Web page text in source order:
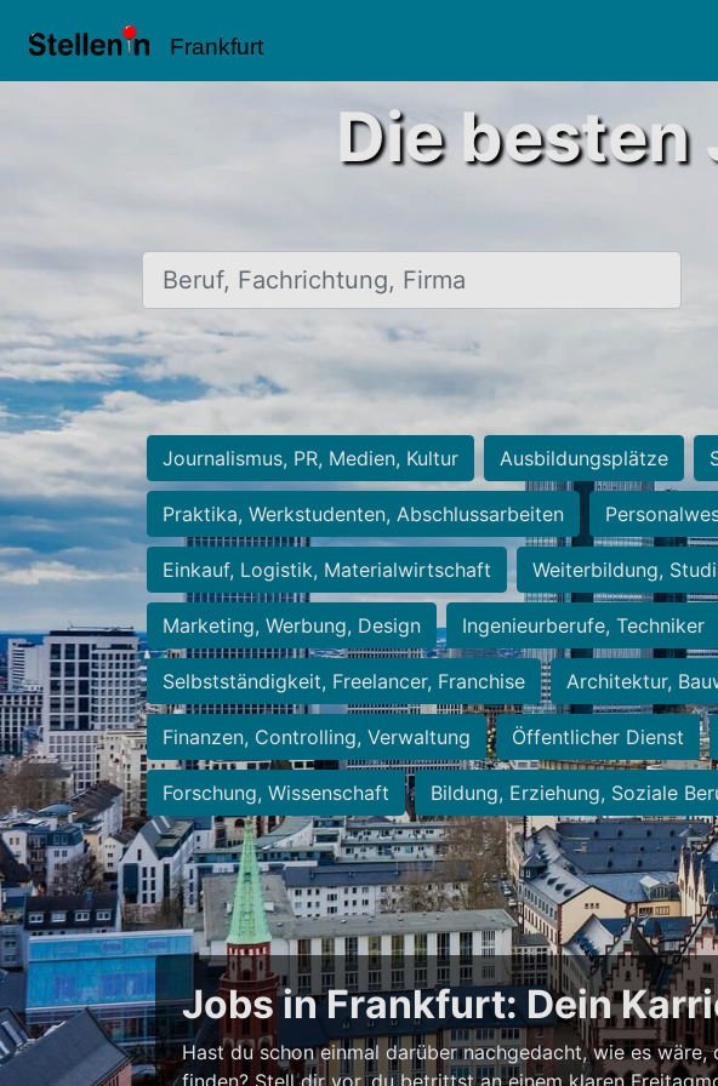
Frankfurt
Die
Beruf, Fachrichtung, Firma
Journalismus, PR, Medien, Kultur Ausbildungsplätze
Praktika, Werkstudenten, Abschlussarbeiten
Einkauf, Logistik, Materialwirtschaft Weiterbildung,
Marketing, Werbung, Design Ingenieurberufe, Techniker
Selbstständigkeit, Freelancer, Franchise Architektur,
Finanzen, Controlling, Verwaltung Öffentlicher Dienst
Forschung, Wissenschaft Bildung, Erziehung, Soziale
Jobs in Frankfurt: Dein
Hast du schon einmal darüber nachgedacht, wie es